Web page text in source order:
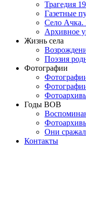
Трагедия
Газетные
Село Ачка.
Архивное
Жизнь села
Поэзия
Фотографии
Годы ВОВ
Они
Контакты